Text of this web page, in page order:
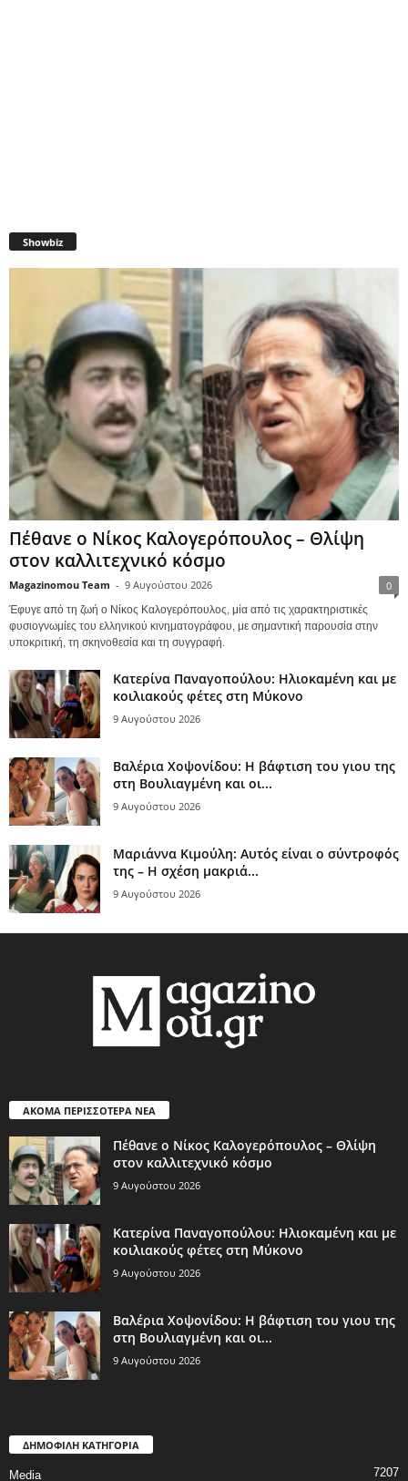
Showbiz
Πέθανε ο Νίκος Καλογερόπουλος – Θλίψη
στον καλλιτεχνικό κόσμο
Magazinomou Team - 9 Αυγούστου 2026 0
Έφυγε από τη ζωή ο Νίκος Καλογερόπουλος, μία από τις χαρακτηριστικές
φυσιογνωμίες του ελληνικού κινηματογράφου, με σημαντική παρουσία στην
υποκριτική, τη σκηνοθεσία και τη συγγραφή.
Κατερίνα Παναγοπούλου: Ηλιοκαμένη και με
κοιλιακούς φέτες στη Μύκονο
9 Αυγούστου 2026
Βαλέρια Χοψονίδου: Η βάφτιση του γιου της
στη Βουλιαγμένη και οι...
9 Αυγούστου 2026
Μαριάννα Κιμούλη: Αυτός είναι ο σύντροφός
της – Η σχέση μακριά...
9 Αυγούστου 2026
ΑΚΟΜΑ ΠΕΡΙΣΣΟΤΕΡΑ ΝΕΑ
Πέθανε ο Νίκος Καλογερόπουλος – Θλίψη
στον καλλιτεχνικό κόσμο
9 Αυγούστου 2026
Κατερίνα Παναγοπούλου: Ηλιοκαμένη και με
κοιλιακούς φέτες στη Μύκονο
9 Αυγούστου 2026
Βαλέρια Χοψονίδου: Η βάφτιση του γιου της
στη Βουλιαγμένη και οι...
9 Αυγούστου 2026
ΔΗΜΟΦΙΛΗ ΚΑΤΗΓΟΡΙΑ
Media 7207